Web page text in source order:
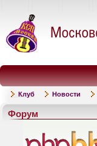
Клуб Новости
Форум